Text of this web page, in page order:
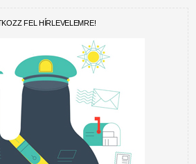
FEL HÍRLEVELEMRE!